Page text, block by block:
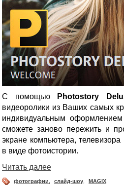
С помощью
Photostory
видеоролики из Ваших самых
индивидуальным
сможете заново пережить и
экране компьютера,
в виде фотоистории.
Читать далее
фотографии слайд-шоу MAGIX